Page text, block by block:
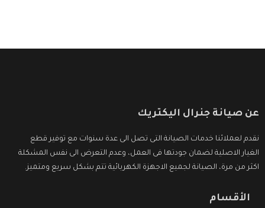
عن صيانة جنرال اليكتريك
نقدم لعملائنا خدمات الصيانة التى تصل الى عدة سنوات مع توفير قطع
الغيار الاصلية لضمان جودتها فى العمل، وعدم التعرض الى نفس المشكلة
اكثر من مرة، الصيانة لجميع الاجهزة الكهربائية تتم بشكل سريع ومتميز.
الأقسام